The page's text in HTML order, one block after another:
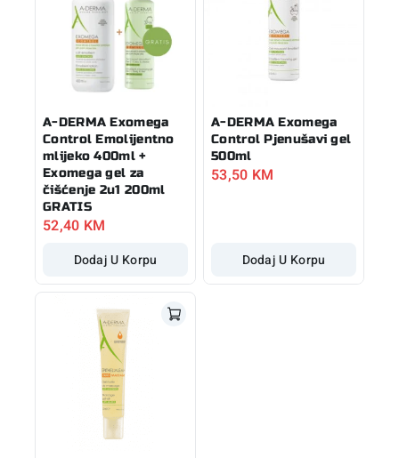
A-DERMA Exomega
Control Emolijentno
mlijeko 400ml +
Exomega gel za
čišćenje 2u1 200ml
GRATIS
52,40 KM
Dodaj U Korpu
A-DERMA Exomega
Control Pjenušavi gel
500ml
53,50 KM
Dodaj U Korpu